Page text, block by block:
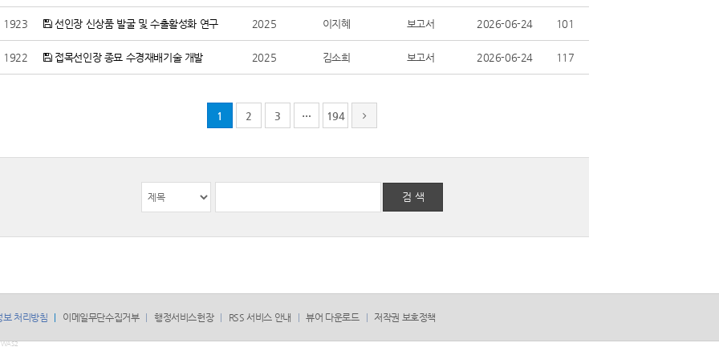
1923 선인장 신상품 발굴 및 수출활성화 연구 2025 이지혜 보고서 2026-06-24 101
1922 접목선인장 종묘 수경재배기술 개발 2025 김소희 보고서 2026-06-24 117
1 2 3 … 194
검 색
보 처리방침 이메일무단수집거부 행정서비스헌장 RSS 서비스 안내 뷰어 다운로드 저작권 보호정책
WAS2